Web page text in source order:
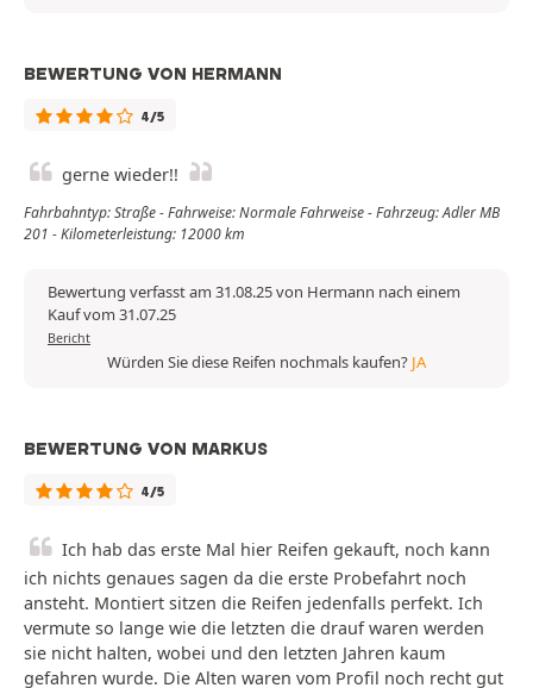
BEWERTUNG VON HERMANN
4/5
gerne wieder!!
Fahrbahntyp: Straße - Fahrweise: Normale Fahrweise - Fahrzeug: Adler MB
201 - Kilometerleistung: 12000 km
Bewertung verfasst am 31.08.25 von Hermann nach einem
Kauf vom 31.07.25
Bericht
Würden Sie diese Reifen nochmals kaufen? JA
BEWERTUNG VON MARKUS
4/5
Ich hab das erste Mal hier Reifen gekauft, noch kann
ich nichts genaues sagen da die erste Probefahrt noch
ansteht. Montiert sitzen die Reifen jedenfalls perfekt. Ich
vermute so lange wie die letzten die drauf waren werden
sie nicht halten, wobei und den letzten Jahren kaum
gefahren wurde. Die Alten waren vom Profil noch recht gut